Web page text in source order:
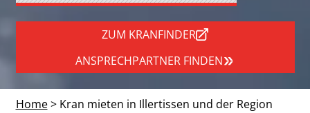
ZUM KRANFINDER
ANSPRECHPARTNER FINDEN
Home> Kran mieten in Illertissen und der Region